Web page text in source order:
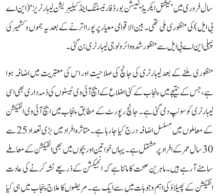
سال فروری میں ’نیشنل ایکریڈیٹیشن بورڈ فار ٹیسٹنگ اینڈ کیلیبریشن لیبارٹریز‘ (این اے
بی ایل) کی منظوری ملی تھی۔ بین الاقوامی معیار پر پورا اترنے کے بعد یہ جموں و کشمیر کی
پہلی این اے بی ایل سے منظور شدہ وائرولوجی لیبارٹری بن گئی۔
منظوری ملنے کے بعد لیبارٹری کی جانچ کی صلاحیت اور اس کی معتبریت میں اضافہ ہوا
ہے، جس کے نتیجے میں پنجاب کے کئی اضلاع کے ایچ آئی وی ٹیسٹوں کی ذمہ داری بھی اسی
لیبارٹری کو سونپ دی گئی ہے۔ جانچ رپورٹ کے مطابق پنجاب میں ایچ آئی وی انفیکشن
کے معاملوں میں مسلسل اضافہ درج کیا جا رہا ہے۔ متاثرہ افراد میں بڑی تعداد 25 سے
30 سال عمر کے افراد پر مشتمل ہے۔ یہاں خواتین اور بچوں میں بھی انفیکشن کے معاملے
سامنے آ رہے ہیں۔ ماہرین صحت کا ماننا ہے کہ انجیکشن کے ذریعے نشہ کرنے کی عادت
انفیکشن کے پھیلاؤ کی اہم وجوہات میں سے ایک ہے۔ مریضوں کا علاج پنجاب میں ہی کیا